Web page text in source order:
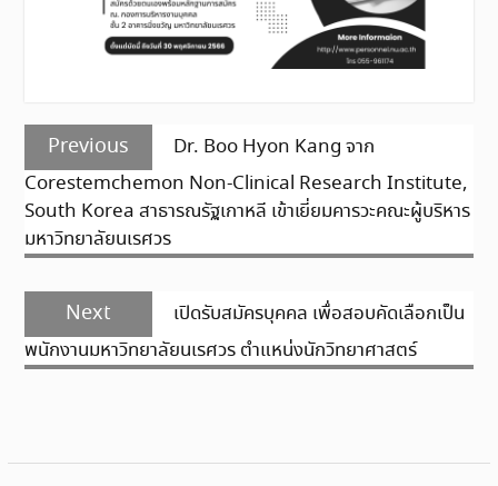
แนะแนว
เรื่อง
Previous
Previous
post:
Dr. Boo Hyon Kang จาก
Corestemchemon Non-Clinical Research Institute,
South Korea สาธารณรัฐเกาหลี เข้าเยี่ยมคารวะคณะผู้บริหาร
มหาวิทยาลัยนเรศวร
Next
Next
post:
เปิดรับสมัครบุคคล เพื่อสอบคัดเลือกเป็น
พนักงานมหาวิทยาลัยนเรศวร ตำแหน่งนักวิทยาศาสตร์